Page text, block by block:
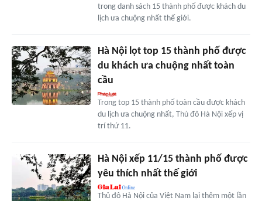
trong danh sách 15 thành phố được khách du
lịch ưa chuộng nhất thế giới.
Hà Nội lọt top 15 thành phố được
du khách ưa chuộng nhất toàn
cầu
Trong top 15 thành phố toàn cầu được khách
du lịch ưa chuộng nhất, Thủ đô Hà Nội xếp vị
trí thứ 11.
Hà Nội xếp 11/15 thành phố được
yêu thích nhất thế giới
Thủ đô Hà Nội của Việt Nam lại thêm một lần